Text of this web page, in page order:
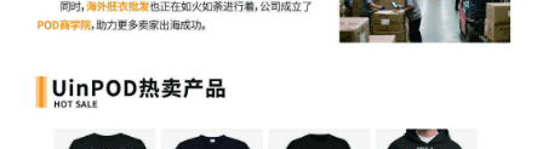
需退款担运费。
避雷建议：选品先算利润和售后风险，优先选有设
计亮点、材质耐用、单价 20-100 元的产品（如原创